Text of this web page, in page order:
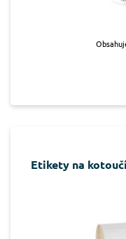
Etikety na